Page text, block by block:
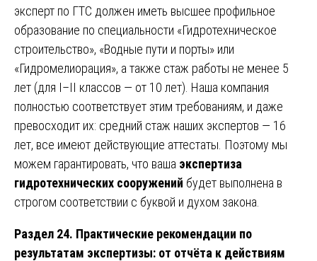
эксперт по ГТС должен иметь высшее профильное
образование по специальности «Гидротехническое
строительство», «Водные пути и порты» или
«Гидромелиорация», а также стаж работы не менее 5
лет (для I–II классов — от 10 лет). Наша компания
полностью соответствует этим требованиям, и даже
превосходит их: средний стаж наших экспертов — 16
лет, все имеют действующие аттестаты. Поэтому мы
можем гарантировать, что ваша экспертиза
гидротехнических сооружений будет выполнена в
строгом соответствии с буквой и духом закона.
Раздел 24. Практические рекомендации по
результатам экспертизы: от отчёта к действиям